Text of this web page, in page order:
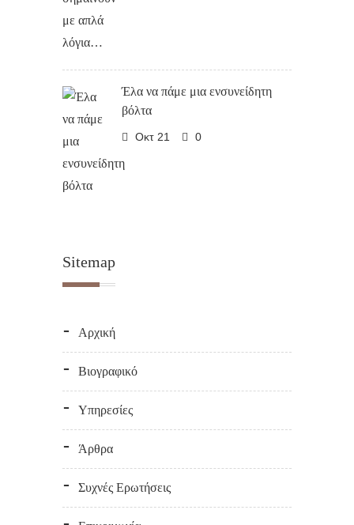
Έλα να πάμε μια ενσυνείδητη
βόλτα
Οκτ 21 0
Sitemap
Αρχική
Βιογραφικό
Υπηρεσίες
Άρθρα
Συχνές Ερωτήσεις